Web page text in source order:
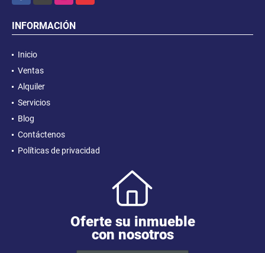
INFORMACIÓN
Inicio
Ventas
Alquiler
Servicios
Blog
Contáctenos
Políticas de privacidad
Oferte su inmueble
con nosotros